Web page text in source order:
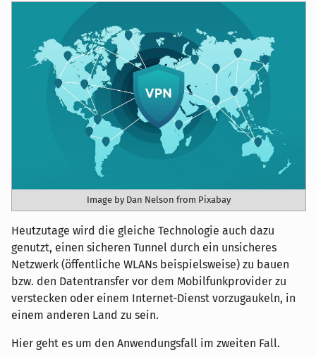
Image by Dan Nelson from Pixabay
Heutzutage wird die gleiche Technologie auch dazu
genutzt, einen sicheren Tunnel durch ein unsicheres
Netzwerk (öffentliche WLANs beispielsweise) zu bauen
bzw. den Datentransfer vor dem Mobilfunkprovider zu
verstecken oder einem Internet-Dienst vorzugaukeln, in
einem anderen Land zu sein.
Hier geht es um den Anwendungsfall im zweiten Fall.